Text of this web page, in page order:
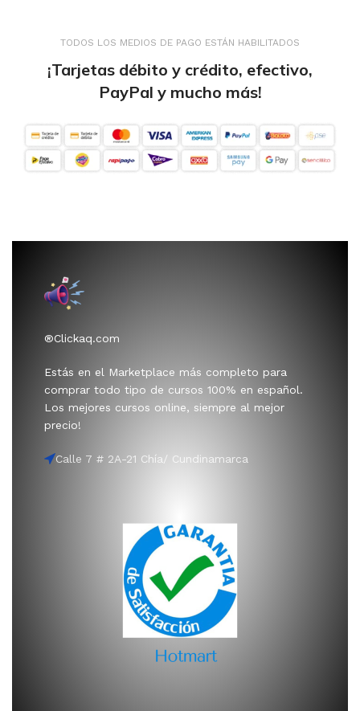
TODOS LOS MEDIOS DE PAGO ESTÁN HABILITADOS
¡Tarjetas débito y crédito, efectivo,
PayPal y mucho más!
®Clickaq.com
Estás en el Marketplace más completo para
comprar todo tipo de cursos 100% en español.
Los mejores cursos online, siempre al mejor
precio!
Calle 7 # 2A-21 Chía/ Cundinamarca